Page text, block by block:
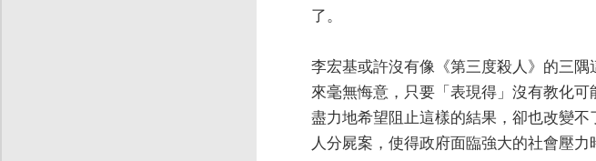
了。
李宏基或許沒有像《第三度殺人》的三
來毫無悔意，只要「表現得」沒有教化
盡力地希望阻止這樣的結果，卻也改變
人分屍案，使得政府面臨強大的社會壓